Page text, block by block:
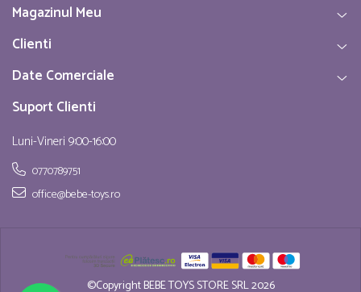
Magazinul Meu
Clienti
Date Comerciale
Suport Clienti
Luni-Vineri 9:00-16:00
0770789751
office@bebe-toys.ro
©Copyright BEBE TOYS STORE SRL 2026